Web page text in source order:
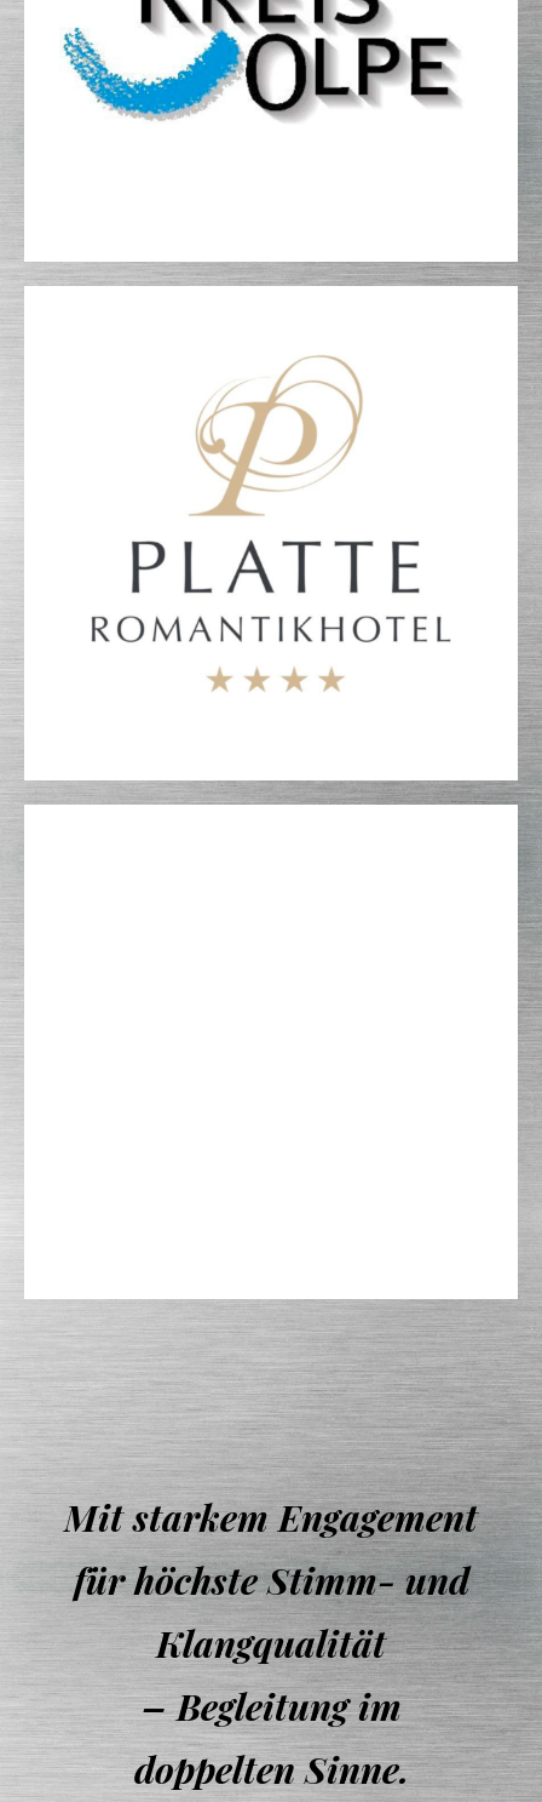
Mit starkem Engagement
für höchste Stimm- und
Klangqualität
– Begleitung im
doppelten Sinne.